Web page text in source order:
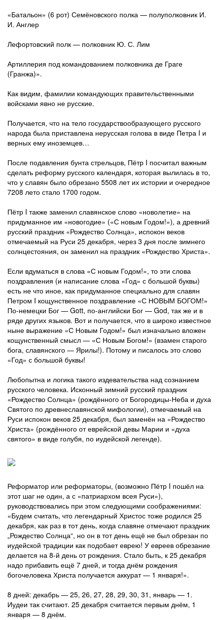
«Батальон» (6 рот) Семёновского полка — полуполковник И.
И. Англер
Лефортовский полк — полковник Ю. С. Лим
Артиллерия под командованием полковника де Граге
(Гранжа)».
Как видим, фамилии командующих правительственными
войсками явно не русские.
Получается, что на тело государствообразующего русского
народа была приставлена нерусская голова в виде Петра I и
верных ему иноземцев…
После подавления бунта стрельцов, Пётр I посчитал важным
сделать реформу русского календаря, которая вылилась в то,
что у славян было обрезано 5508 лет их истории и очередное
7208 лето стало 1700 годом.
Пётр I также заменил славянское слово «новолетие» на
придуманное им «новогодие» («С новым Годом!»), а древний
русский праздник «Рождество Солнца», испокон веков
отмечаемый на Руси 25 декабря, через 3 дня после зимнего
солнцестояния, он заменил на праздник «Рождество Христа».
Если вдуматься в слова «С новым Годом!», то эти слова
поздравления (и написание слова «Год» с большой буквы)
есть не что иное, как придуманное специально для славян
Петром I кощунственное поздравление «С НОВЫМ БОГОМ!»
По-немецки Бог — Gott, по-английски Бог — God, так же и в
ряде других языков. Вот и получается, что в широко известное
ныне выражение «С Новым Годом!» был изначально вложен
кощунственный смысл — «С Новым Богом!» (взамен старого
бога, славянского — Ярилы!). Потому и писалось это слово
«Год» с большой буквы!
Любопытна и логика такого издевательства над сознанием
русского человека. Исконный зимний русский праздник
«Рождество Солнца» (рождённого от Богородицы-Неба и духа
Святого по древнеславянской мифологии), отмечаемый на
Руси испокон веков 25 декабря, был заменён на «Рождество
Христа» (рождённого от еврейской девы Марии и «духа
святого» в виде голубя, по иудейской легенде).
Реформатор или реформаторы, (возможно Пётр I пошёл на
этот шаг не один, а с «патриархом всея Руси»),
руководствовались при этом следующими соображениями:
«Будем считать, что легендарный Христос тоже родился 25
декабря, как раз в тот день, когда славяне отмечают праздник
„Рождество Солнца“, но он в тот день ещё не был обрезан по
иудейской традиции как подобает еврею! У евреев обрезание
делается на 8-й день от рождения. Стало быть, к 25 декабря
надо прибавить ещё 7 дней, и тогда днём рождения
богочеловека Христа получается аккурат — 1 января!».
8 дней: декабрь — 25, 26, 27, 28, 29, 30, 31, январь — 1.
Иудеи так считают. 25 декабря считается первым днём, 1
января — 8 днём.